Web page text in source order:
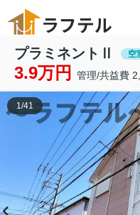
プラミネントⅡ 空
3.9万円 管理/共益費
1/41